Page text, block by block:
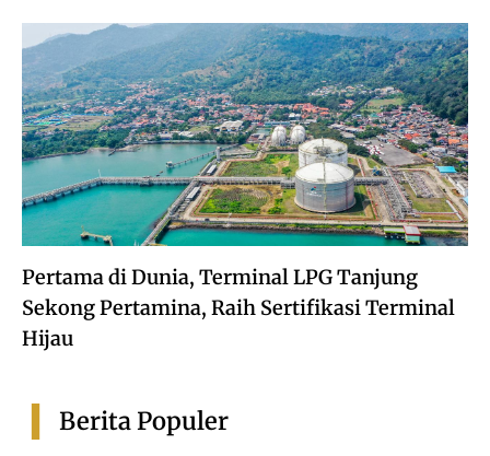
Pertama di Dunia, Terminal LPG Tanjung
Sekong Pertamina, Raih Sertifikasi Terminal
Hijau
Berita Populer